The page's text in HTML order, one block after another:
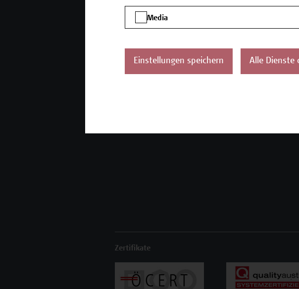
Mehr Infos gewünscht?
Unser Angebot
Kontakt
Zertifikate
Media
Einstellungen speichern Alle Dienste